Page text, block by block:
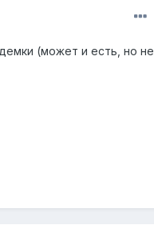
(может и есть, но не